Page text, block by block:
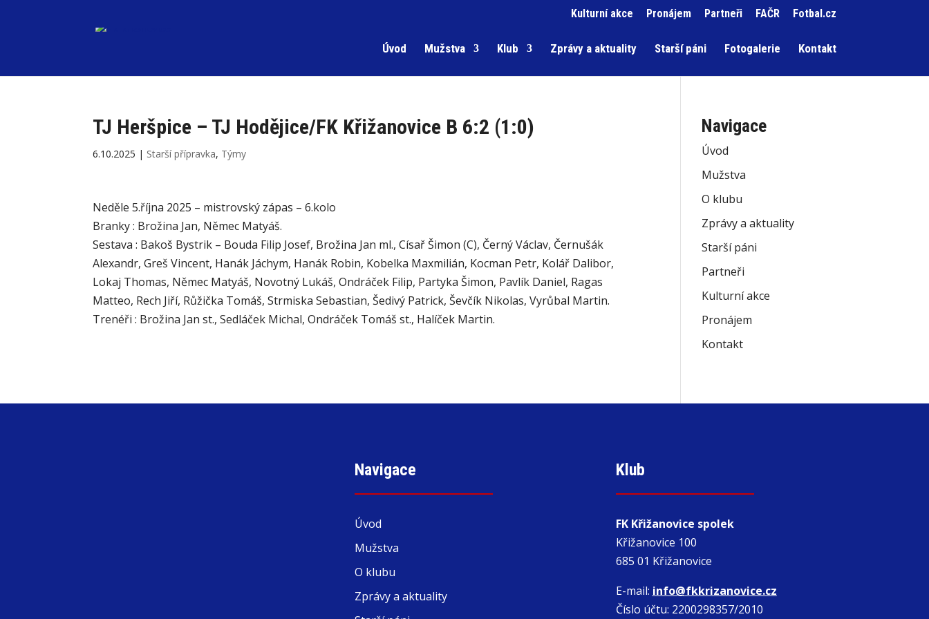
Kulturní akce Pronájem Partneři FAČR Fotbal.cz
Úvod Mužstva Klub Zprávy a aktuality Starší páni Fotogalerie Kontakt
TJ Heršpice – TJ Hodějice/FK Křižanovice B 6:2 (1:0)
6.10.2025 | Starší přípravka, Týmy
Neděle 5.října 2025 – mistrovský zápas – 6.kolo
Branky : Brožina Jan, Němec Matyáš.
Sestava : Bakoš Bystrik – Bouda Filip Josef, Brožina Jan ml., Císař Šimon (C), Černý Václav, Černušák
Alexandr, Greš Vincent, Hanák Jáchym, Hanák Robin, Kobelka Maxmilián, Kocman Petr, Kolář Dalibor,
Lokaj Thomas, Němec Matyáš, Novotný Lukáš, Ondráček Filip, Partyka Šimon, Pavlík Daniel, Ragas
Matteo, Rech Jiří, Růžička Tomáš, Strmiska Sebastian, Šedivý Patrick, Ševčík Nikolas, Vyrůbal Martin.
Trenéři : Brožina Jan st., Sedláček Michal, Ondráček Tomáš st., Halíček Martin.
Navigace
Úvod
Mužstva
O klubu
Zprávy a aktuality
Starší páni
Partneři
Kulturní akce
Pronájem
Kontakt
Navigace
Úvod
Mužstva
O klubu
Zprávy a aktuality
Klub
FK Křižanovice spolek
Křižanovice 100
685 01 Křižanovice
E-mail: info@fkkrizanovice.cz
Číslo účtu: 2200298357/2010